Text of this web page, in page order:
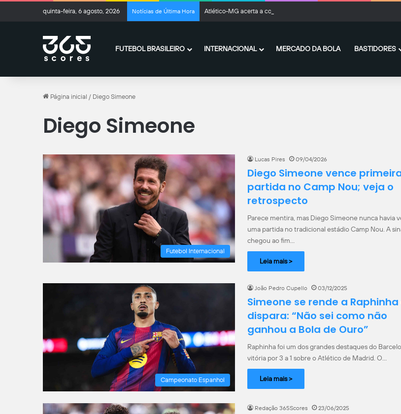
quinta-feira, 6 agosto, 2026 Notícias de Última Hora Atlético-MG acerta a contratação por empréstimo de Kevin Castaño,
FUTEBOL BRASILEIRO INTERNACIONAL MERCADO DA BOLA BASTIDORES
Página inicial / Diego Simeone
Diego Simeone
Futebol Internacional
Lucas Pires 09/04/2026
Diego Simeone vence
partida no Camp Nou; veja o
retrospecto
Parece mentira, mas Diego Simeone nunca havia
uma partida no tradicional estádio Camp Nou. A
chegou ao fim…
Leia mais >
Campeonato Espanhol
João Pedro Cupello 03/12/2025
Simeone se rende a Raphinha
dispara: “Não sei como não
ganhou a Bola de Ouro”
Raphinha foi um dos grandes destaques do
vitória por 3 a 1 sobre o Atlético de Madrid. O…
Leia mais >
Redação 365Scores 23/06/2025